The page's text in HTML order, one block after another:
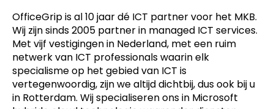
OfficeGrip is al 10 jaar dé ICT partner voor het MKB.
Wij zijn sinds 2005 partner in managed ICT services.
Met vijf vestigingen in Nederland, met een ruim
netwerk van ICT professionals waarin elk
specialisme op het gebied van ICT is
vertegenwoordig, zijn we altijd dichtbij, dus ook bij u
in Rotterdam. Wij specialiseren ons in Microsoft